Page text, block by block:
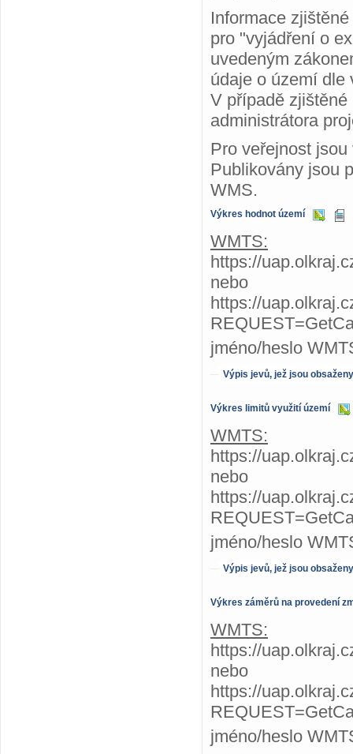
Informace
pro "vyjádření o
uvedeným
údaje o území dle
V případě
administrátora
Pro veřejnost
Publikovány jsou
WMS.
Výkres hodnot území
WMTS:
https://
nebo
https://
jméno/heslo
Výpis jevů, jež jsou
Výkres limitů využití území
WMTS:
https://
nebo
https://
jméno/heslo
Výpis jevů, jež jsou
Výkres záměrů na provedení
WMTS:
https://
nebo
https://
jméno/heslo